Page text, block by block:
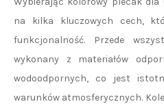
na kilka kluczowych cech,
funkcjonalność. Przede
wykonany z materiałów
wodoodpornych, co jest
warunków atmosferycznych.